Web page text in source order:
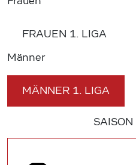
FRAUEN 1. LIGA
Männer
MÄNNER 1. LIGA
SAISON